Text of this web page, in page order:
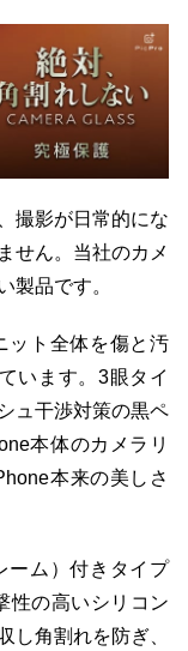
撮影が日常的にな
せん。当社のカメ
製品です。
ット全体を傷と汚
います。3眼タイ
ュ干渉対策の黒ペ
本体のカメラリ
本来の美しさ
ーム）付きタイプ
性の高いシリコン
し角割れを防ぎ、